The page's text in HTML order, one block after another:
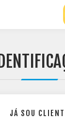
JÁ SOU